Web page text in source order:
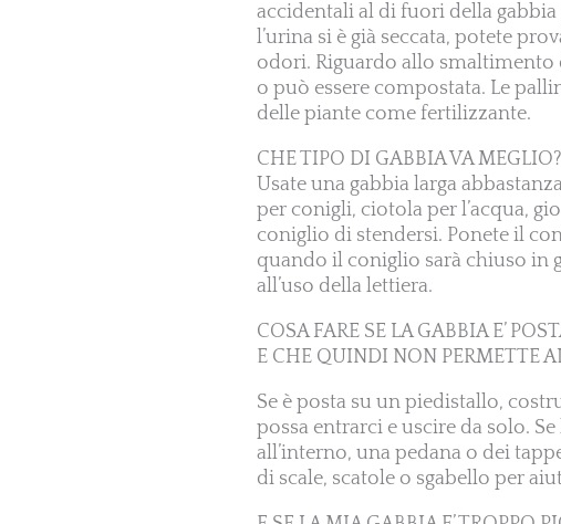
accidentali al di fuori della gabbia
l’urina si è già seccata, potete
odori. Riguardo allo smaltimento
o può essere compostata. Le
delle piante come fertilizzante.
CHE TIPO DI GABBIA VA MEGLIO?
Usate una gabbia larga
per conigli, ciotola per l’acqua,
coniglio di stendersi. Ponete il
quando il coniglio sarà chiuso in
all’uso della lettiera.
COSA FARE SE LA GABBIA E’
E CHE QUINDI NON PERMETTE
Se è posta su un piedistallo,
possa entrarci e uscire da solo.
all’interno, una pedana o dei
di scale, scatole o sgabello per